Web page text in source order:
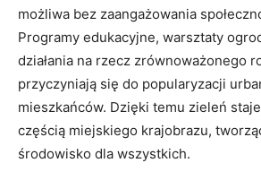
możliwa bez zaangażowania
Programy edukacyjne, warsztaty
‍działania na‌ rzecz zrównoważonego
przyczyniają się do⁢ popularyzacji
mieszkańców. Dzięki temu zieleń
częścią ‍miejskiego krajobrazu,
środowisko dla wszystkich.